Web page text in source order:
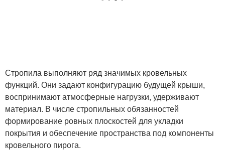
Стропила выполняют ряд значимых кровельных
функций. Они задают конфигурацию будущей крыши,
воспринимают атмосферные нагрузки, удерживают
материал. В числе стропильных обязанностей
формирование ровных плоскостей для укладки
покрытия и обеспечение пространства под компоненты
кровельного пирога.